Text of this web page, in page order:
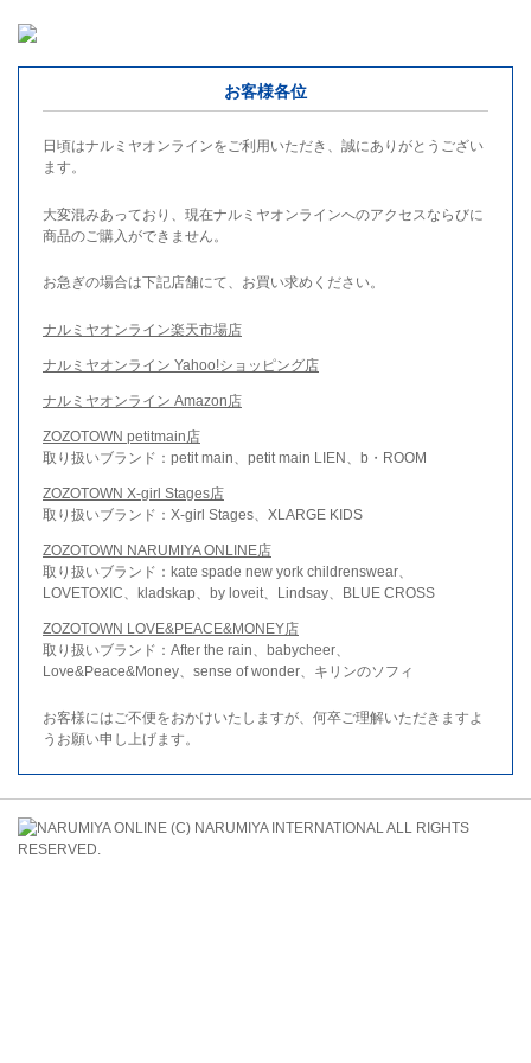
お客様各位
日頃はナルミヤオンラインをご利用いただき、誠にありがとうござい
ます。
大変混みあっており、現在ナルミヤオンラインへのアクセスならびに
商品のご購入ができません。
お急ぎの場合は下記店舗にて、お買い求めください。
ナルミヤオンライン楽天市場店
ナルミヤオンライン Yahoo!ショッピング店
ナルミヤオンライン Amazon店
ZOZOTOWN petitmain店
取り扱いブランド：petit main、petit main LIEN、b・ROOM
ZOZOTOWN X-girl Stages店
取り扱いブランド：X-girl Stages、XLARGE KIDS
ZOZOTOWN NARUMIYA ONLINE店
取り扱いブランド：kate spade new york childrenswear、
LOVETOXIC、kladskap、by loveit、Lindsay、BLUE CROSS
ZOZOTOWN LOVE&PEACE&MONEY店
取り扱いブランド：After the rain、babycheer、
Love&Peace&Money、sense of wonder、キリンのソフィ
お客様にはご不便をおかけいたしますが、何卒ご理解いただきますよ
うお願い申し上げます。